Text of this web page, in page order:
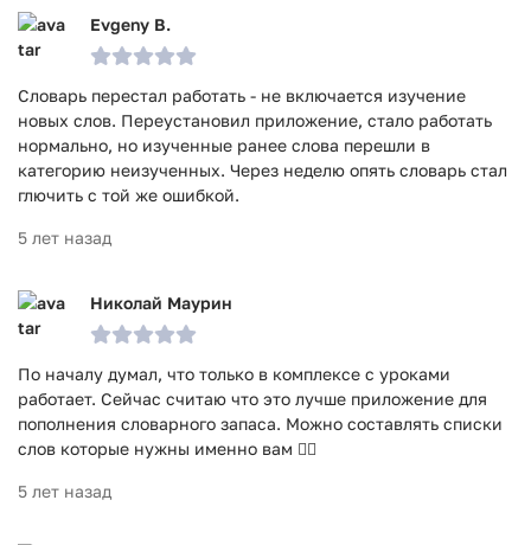
Evgeny B.
Словарь перестал работать - не включается изучение
новых слов. Переустановил приложение, стало работать
нормально, но изученные ранее слова перешли в
категорию неизученных. Через неделю опять словарь стал
глючить с той же ошибкой.
5 лет назад
Николай Маурин
По началу думал, что только в комплексе с уроками
работает. Сейчас считаю что это лучше приложение для
пополнения словарного запаса. Можно составлять списки
слов которые нужны именно вам 👍🏻
5 лет назад